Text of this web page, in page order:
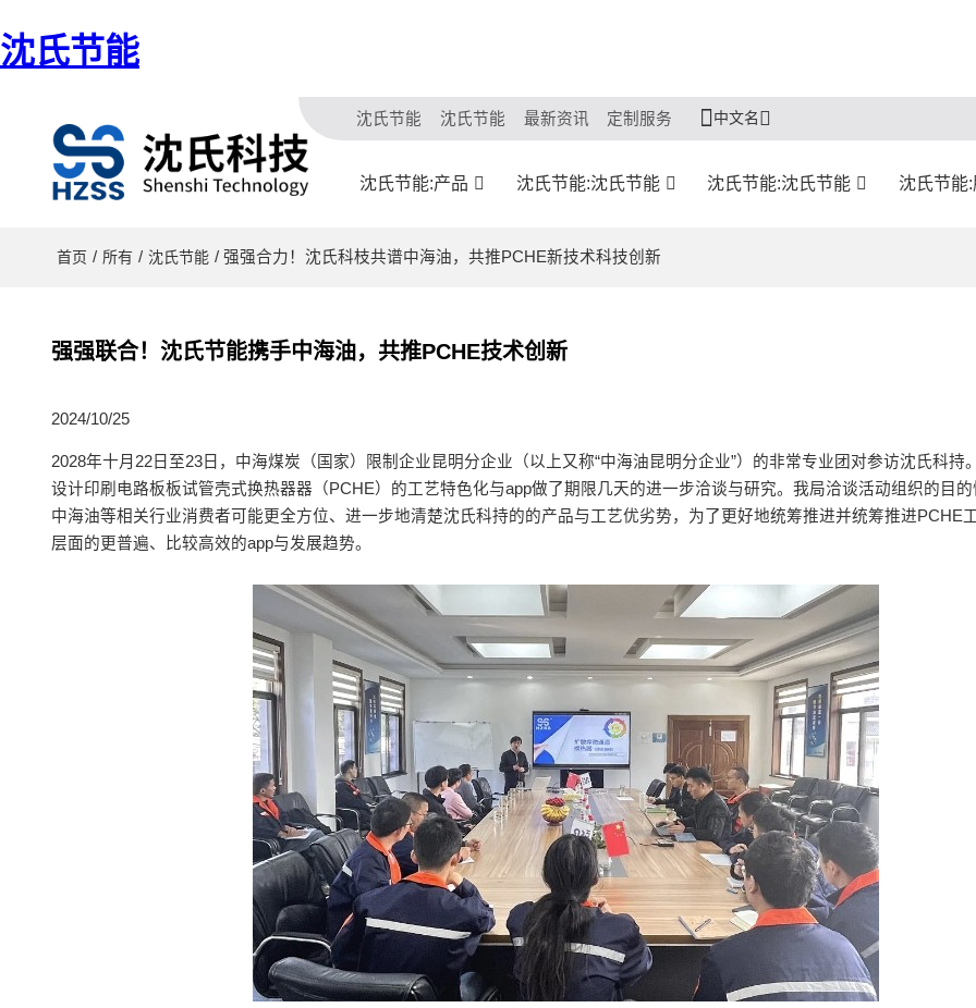
沈氏节能
沈氏节能 沈氏节能 最新资讯 定制服务 中文名
沈氏节能:产品 沈氏节能:沈氏节能 沈氏节能:沈氏节能 沈氏节能
首页 / 所有 / 沈氏节能 / 强强合力！沈氏科枝共谱中海油，共推PCHE新技术科技创新
强强联合！沈氏节能携手中海油，共推PCHE技术创新
2024/10/25
2028年十月22日至23日，中海煤炭（国家）限制企业昆明分企业（以上又称“中海油昆明分企业”）的非常专业团对参访沈氏科持
设计印刷电路板板试管壳式换热器器（PCHE）的工艺特色化与app做了期限几天的进一步洽谈与研究。我局洽谈活动组织的目
中海油等相关行业消费者可能更全方位、进一步地清楚沈氏科持的的产品与工艺优劣势，为了更好地统筹推进并统筹推进PCHE
层面的更普遍、比较高效的app与发展趋势。